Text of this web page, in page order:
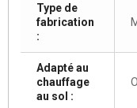
Type de
fabrication
:
Adapté au
chauffage
au sol :